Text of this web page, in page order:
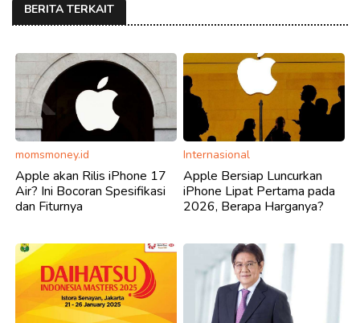
BERITA TERKAIT
momsmoney.id
Apple akan Rilis iPhone 17
Air? Ini Bocoran Spesifikasi
dan Fiturnya
Internasional
Apple Bersiap Luncurkan
iPhone Lipat Pertama pada
2026, Berapa Harganya?